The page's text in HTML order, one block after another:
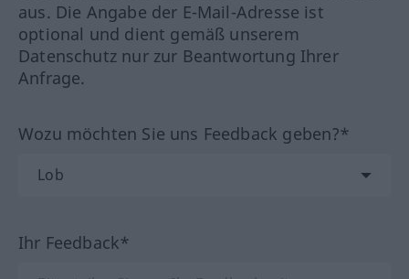
aus. Die Angabe der E-Mail-Adresse ist
optional und dient gemäß unserem
Datenschutz nur zur Beantwortung Ihrer
Anfrage.
Wozu möchten Sie uns Feedback geben?*
Ihr Feedback*